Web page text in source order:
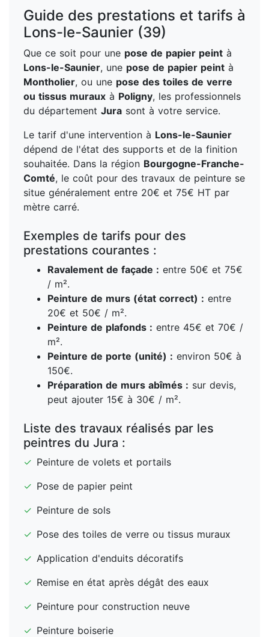
Guide des prestations et tarifs à
Lons-le-Saunier (39)
Que ce soit pour une pose de papier peint à
Lons-le-Saunier, une pose de papier peint à
Montholier, ou une pose des toiles de verre
ou tissus muraux à Poligny, les professionnels
du département Jura sont à votre service.
Le tarif d'une intervention à Lons-le-Saunier
dépend de l'état des supports et de la finition
souhaitée. Dans la région Bourgogne-Franche-
Comté, le coût pour des travaux de peinture se
situe généralement entre 20€ et 75€ HT par
mètre carré.
Exemples de tarifs pour des
prestations courantes :
Ravalement de façade : entre 50€ et 75€
/ m².
Peinture de murs (état correct) : entre
20€ et 50€ / m².
Peinture de plafonds : entre 45€ et 70€ /
m².
Peinture de porte (unité) : environ 50€ à
150€.
Préparation de murs abîmés : sur devis,
peut ajouter 15€ à 30€ / m².
Liste des travaux réalisés par les
peintres du Jura :
✓ Peinture de volets et portails
✓ Pose de papier peint
✓ Peinture de sols
✓ Pose des toiles de verre ou tissus muraux
✓ Application d'enduits décoratifs
✓ Remise en état après dégât des eaux
✓ Peinture pour construction neuve
✓ Peinture boiserie